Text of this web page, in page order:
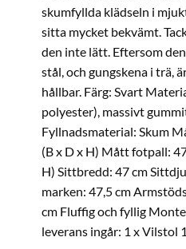
skumfyllda klädseln i
sitta mycket bekvämt.
den inte lätt. Eftersom
stål, och gungskena i trä,
hållbar. Färg: Svart
polyester), massivt
Fyllnadsmaterial: Skum
(B x D x H) Mått fotpall:
H) Sittbredd: 47 cm
marken: 47,5 cm
cm Fluffig och fyllig
leverans ingår: 1 x Vilstol